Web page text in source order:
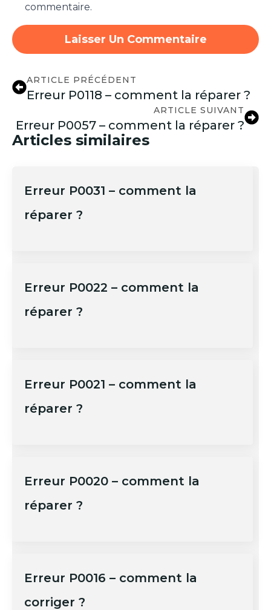
commentaire.
ARTICLE PRÉCÉDENT
Erreur P0118 – comment la réparer ?
ARTICLE SUIVANT
Erreur P0057 – comment la réparer ?
Articles similaires
Erreur P0031 – comment la
réparer ?
Erreur P0022 – comment la
réparer ?
Erreur P0021 – comment la
réparer ?
Erreur P0020 – comment la
réparer ?
Erreur P0016 – comment la
corriger ?